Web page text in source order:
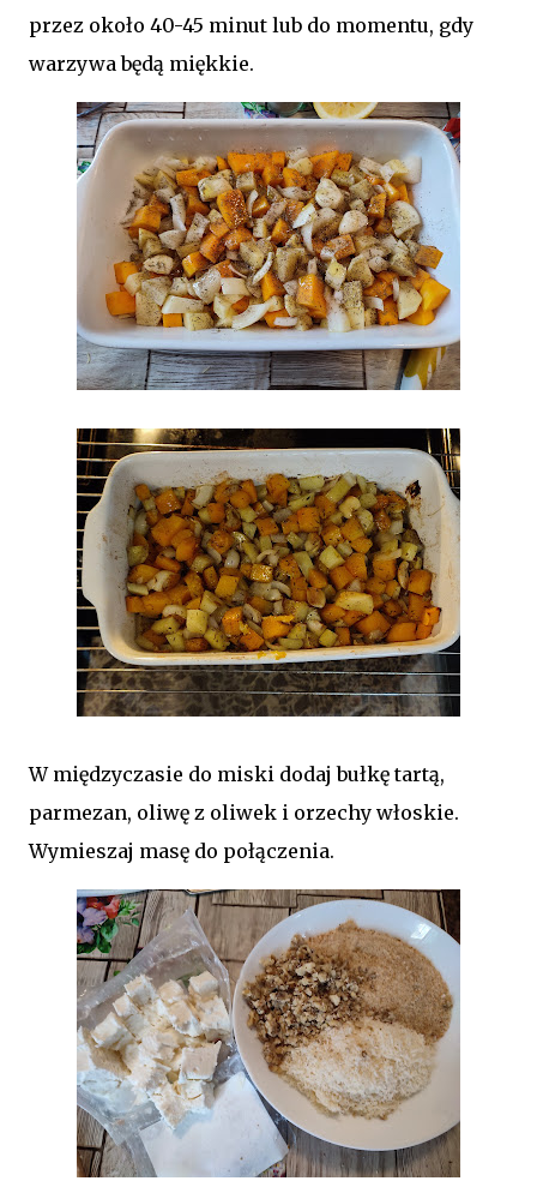
przez około 40-45 minut lub do momentu, gdy
warzywa będą miękkie.
W międzyczasie do miski dodaj bułkę tartą,
parmezan, oliwę z oliwek i orzechy włoskie.
Wymieszaj masę do połączenia.